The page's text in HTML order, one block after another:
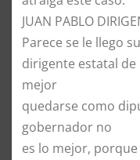
JUAN PABLO
Parece se le llego
dirigente estatal de
mejor
quedarse como
gobernador no
es lo mejor,